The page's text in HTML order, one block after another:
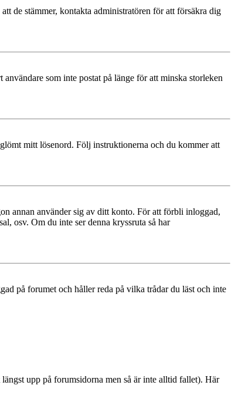
de stämmer, kontakta administratören för att försäkra dig
som inte postat på länge för att minska storleken
mitt lösenord. Följ instruktionerna och du kommer att
annan använder sig av ditt konto. För att förbli inloggad,
osv. Om du inte ser denna kryssruta så har
på forumet och håller reda på vilka trådar du läst och inte
upp på forumsidorna men så är inte alltid fallet). Här